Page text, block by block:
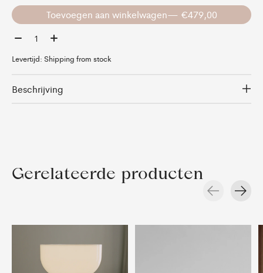
Toevoegen aan winkelwagen
— €479,00
Aantal:
Levertijd: Shipping from stock
Beschrijving
Gerelateerde producten